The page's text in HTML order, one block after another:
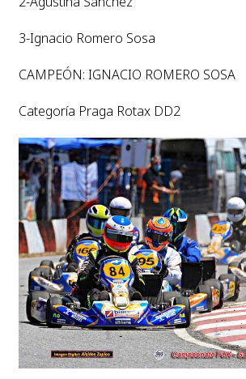
3-Ignacio Romero Sosa
CAMPEÓN: IGNACIO ROMERO SOSA
Categoría Praga Rotax DD2